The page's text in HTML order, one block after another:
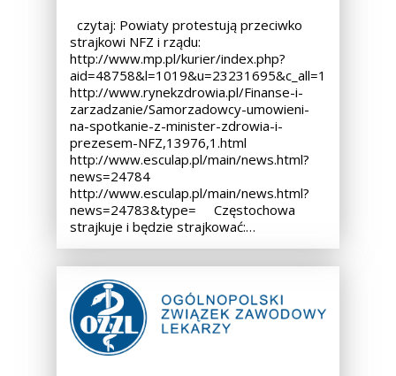
czytaj: Powiaty protestują przeciwko
strajkowi NFZ i rządu:
http://www.mp.pl/kurier/index.php?
aid=48758&l=1019&u=23231695&c_all=1
http://www.rynekzdrowia.pl/Finanse-i-
zarzadzanie/Samorzadowcy-umowieni-
na-spotkanie-z-minister-zdrowia-i-
prezesem-NFZ,13976,1.html
http://www.esculap.pl/main/news.html?
news=24784
http://www.esculap.pl/main/news.html?
news=24783&type= Częstochowa
strajkuje i będzie strajkować:…